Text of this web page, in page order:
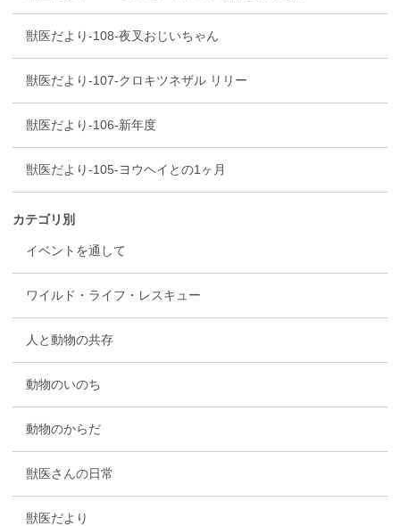
獣医だより-108-夜叉おじいちゃん
獣医だより-107-クロキツネザル リリー
獣医だより-106-新年度
獣医だより-105-ヨウヘイとの1ヶ月
カテゴリ別
イベントを通して
ワイルド・ライフ・レスキュー
人と動物の共存
動物のいのち
動物のからだ
獣医さんの日常
獣医だより